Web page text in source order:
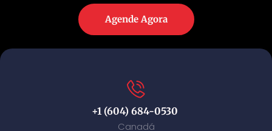
Agende Agora
+1 (604) 684-0530
Canadá